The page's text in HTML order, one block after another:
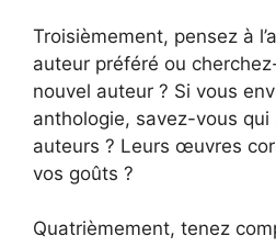
Troisièmement, pensez à
auteur préféré ou
nouvel auteur ? Si vous
anthologie, savez-vous qui
auteurs ? Leurs œuvres
vos goûts ?
Quatrièmement, tenez